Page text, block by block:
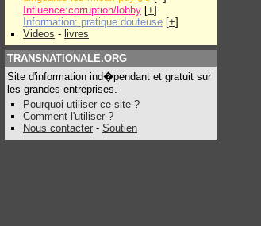
Influence:corruption/lobby [+]
Information: pratique douteuse [+]
Videos - livres
TRANSNATIONALE.ORG
Site d'information ind�pendant et gratuit sur
les grandes entreprises.
Pourquoi utiliser ce site ?
Comment l'utiliser ?
Nous contacter - Soutien